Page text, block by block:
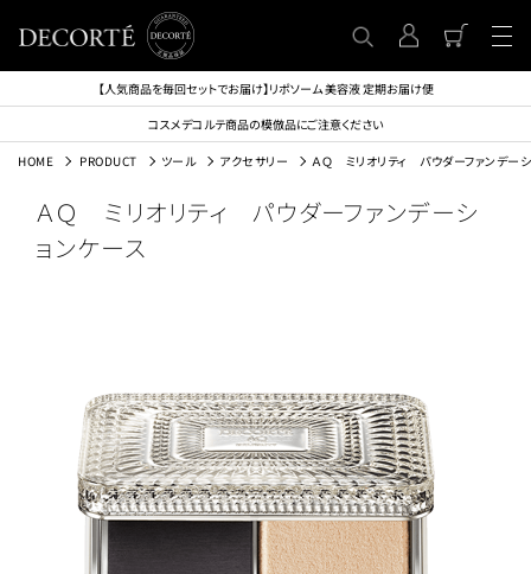
【人気商品を毎回セットでお届け】リポソーム 美容液 定期お届け便
コスメデコルテ商品の模倣品にご注意ください
HOME PRODUCT ツール アクセサリー ＡＱ ミリオリティ パウダーファンデーシ
ＡＱ ミリオリティ パウダーファンデーシ
ョンケース